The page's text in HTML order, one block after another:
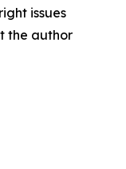
issues
the author